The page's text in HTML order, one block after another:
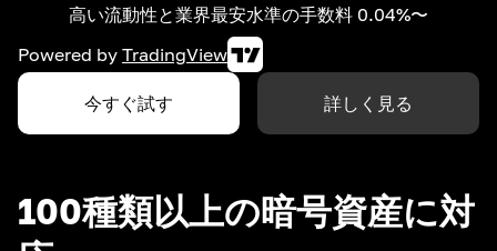
高い流動性と業界最安水準の手数料 0.04%〜
Powered by TradingView
今すぐ試す 詳しく見る
100種類以上の暗号資産に対